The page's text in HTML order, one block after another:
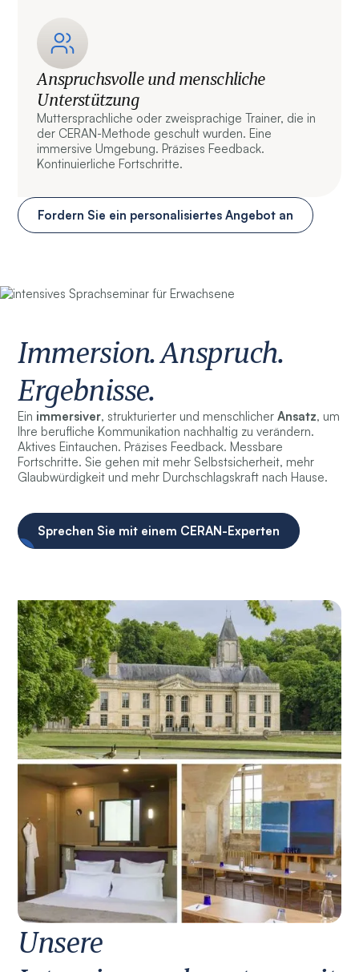
Anspruchsvolle und menschliche
Unterstützung
Muttersprachliche oder zweisprachige Trainer, die in
der CERAN-Methode geschult wurden. Eine
immersive Umgebung. Präzises Feedback.
Kontinuierliche Fortschritte.
Fordern Sie ein personalisiertes Angebot an
Immersion. Anspruch.
Ergebnisse.
Ein immersiver, strukturierter und menschlicherAnsatz, um
Ihre berufliche Kommunikation nachhaltig zu verändern.
Aktives Eintauchen. Präzises Feedback. Messbare
Fortschritte. Sie gehen mit mehr Selbstsicherheit, mehr
Glaubwürdigkeit und mehr Durchschlagskraft nach Hause.
Sprechen Sie mit einem CERAN-Experten
Unsere